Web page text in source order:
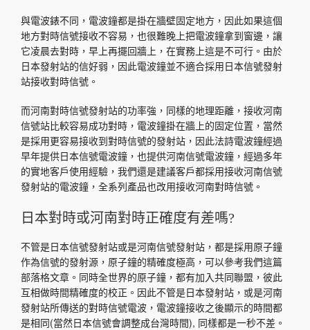
與電波錶不同，電波鐘都是掛在牆壁固定地方，因此如果這個
地方對時信號接收不容易，也很難晚上把電波鐘拿到窗邊，讓
它凌晨去對時，早上再擺回牆上，在實務上這是不可行。由於
日本發射站的信好弱，因此電波鐘並不適合採用日本信號發射
站接收對時信號。
而河南對時信號發射站的功率強，同樣的地理距離，接收河南
信號站比較容易成功對時，電波鐘掛在牆上的固定位置，當然
是採用更容易接收到對時信號的發射站，因此法詩電波鐘經過
早年提供日本信號電波鐘，也提供河南信號電波鐘，經過多年
的實地客戶使用經驗，我們還是建議客戶都採用接收河南信號
發射站的電波鐘，全系列產品也改用接收河南對時信號。
日本對時或河南對時正確度有差嗎?
不管是日本信號發射站或是河南信號發射站，都是採用原子鐘
作為信號的發射源，原子鐘的精確度極高，可以參考我們這篇
部落格文章。同時全世界的原子鐘，都有加入共同聯盟，彼此
互相做時間精確度的校正。因此不管是日本發射站，或是河南
發射站所傳送的對時信號電波，電波鐘接收之後顯示的時間都
是相同(當然日本信號會調整成台灣時間), 同樣都是一秒不差。